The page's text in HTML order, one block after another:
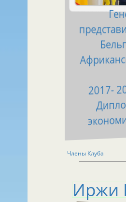
2017-
Члены Клуба
Иржи